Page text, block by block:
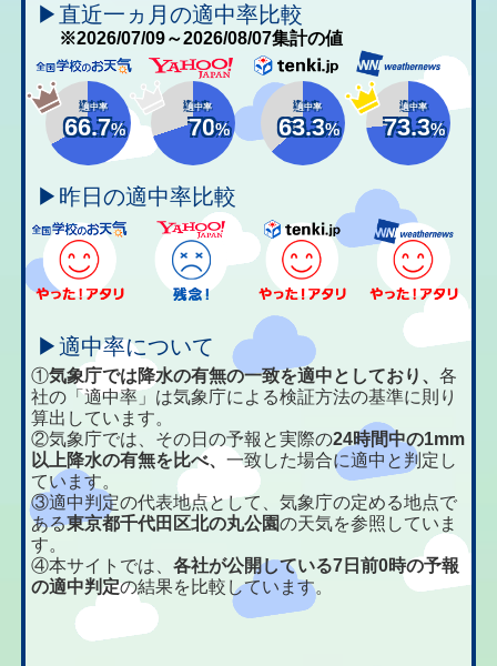
▶直近一ヵ月の適中率比較
※2026/07/09～2026/08/07集計の値
適中率
66.7%
適中率
70%
適中率
63.3%
適中率
73.3%
▶昨日の適中率比較
▶適中率について
①気象庁では降水の有無の一致を適中としており、各
社の「適中率」は気象庁による検証方法の基準に則り
算出しています。
②気象庁では、その日の予報と実際の24時間中の1mm
以上降水の有無を比べ、一致した場合に適中と判定し
ています。
③適中判定の代表地点として、気象庁の定める地点で
ある東京都千代田区北の丸公園の天気を参照していま
す。
④本サイトでは、各社が公開している7日前0時の予報
の適中判定の結果を比較しています。